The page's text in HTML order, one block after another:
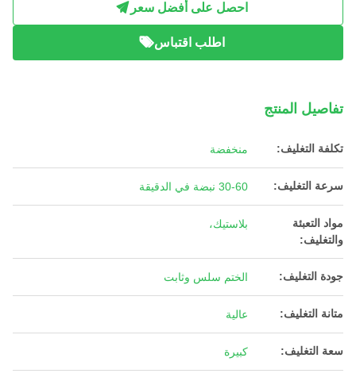
احصل على أفضل سعر
اطلب اقتباس
تفاصيل المنتج
تكلفة التغليف: منخفضة
سرعة التغليف: 30-60 نبضة في الدقيقة
مواد التعبئة
والتغليف:
بلاستيك،
جودة التغليف: الختم سلس وثابت
متانة التغليف: عالية
سعة التغليف: كبيرة